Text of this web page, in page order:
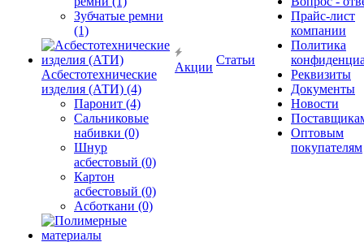
Зубчатые ремни
(1)
Асбестотехнические
изделия (АТИ) (4)
Паронит (4)
Сальниковые
набивки (0)
Шнур
асбестовый (0)
Картон
асбестовый (0)
Асботкани (0)
Акции
Статьи
Прайс-лист
компании
Политика
Реквизиты
Документы
Новости
Оптовым
покупателям